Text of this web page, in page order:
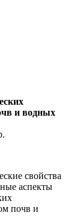
и водных
свойства
аспекты
почв и